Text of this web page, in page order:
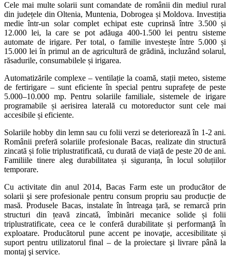
Cele mai multe solarii sunt comandate de românii din mediul rural
din județele din Oltenia, Muntenia, Dobrogea și Moldova. Investiția
medie într-un solar complet echipat este cuprinsă între 3.500 și
12.000 lei, la care se pot adăuga 400-1.500 lei pentru sisteme
automate de irigare. Per total, o familie investește între 5.000 și
15.000 lei în primul an de agricultură de grădină, incluzând solarul,
răsadurile, consumabilele și irigarea.
Automatizările complexe – ventilație la coamă, stații meteo, sisteme
de fertirigare – sunt eficiente în special pentru suprafețe de peste
5.000–10.000 mp. Pentru solariile familiale, sistemele de irigare
programabile și aerisirea laterală cu motoreductor sunt cele mai
accesibile și eficiente.
Solariile hobby din lemn sau cu folii verzi se deteriorează în 1-2 ani.
Românii preferă solariile profesionale Bacas, realizate din structură
zincată și folie triplustratificată, cu durată de viață de peste 20 de ani.
Familiile tinere aleg durabilitatea și siguranța, în locul soluțiilor
temporare.
Cu activitate din anul 2014, Bacas Farm este un producător de
solarii şi sere profesionale pentru consum propriu sau producție de
masă. Produsele Bacas, instalate în întreaga țară, se remarcă prin
structuri din țeavă zincată, îmbinări mecanice solide și folii
triplustratificate, ceea ce le conferă durabilitate și performanţă în
exploatare. Producătorul pune accent pe inovaţie, accesibilitate și
suport pentru utilizatorul final – de la proiectare şi livrare până la
montaj şi service.